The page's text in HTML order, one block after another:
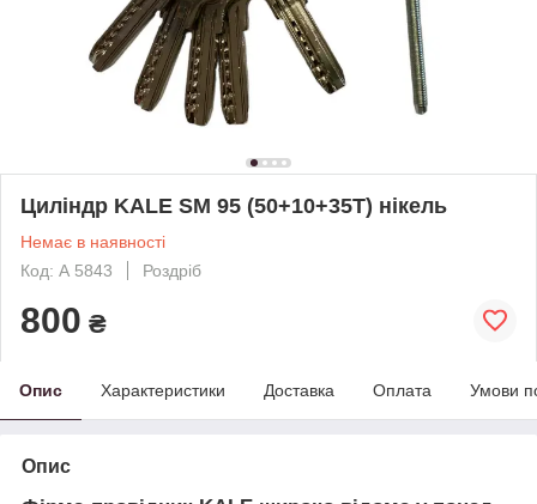
Циліндр KALE SM 95 (50+10+35Т) нікель
Немає в наявності
Код: А 5843
Роздріб
800 ₴
Опис Характеристики Доставка Оплата Умови
Опис